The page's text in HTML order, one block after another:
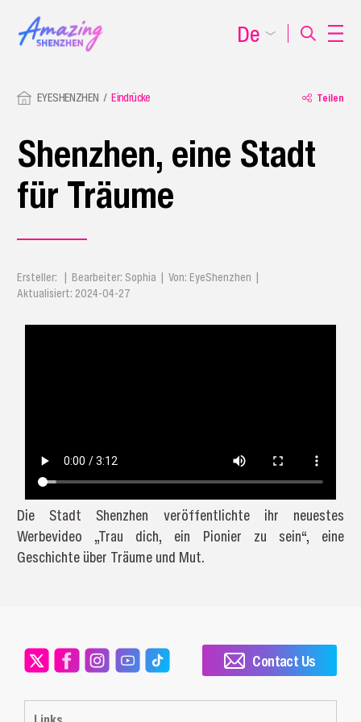
EYESHENZHEN Eindrücke Teilen
Shenzhen, eine Stadt
für Träume
Ersteller: | Bearbeiter: Sophia | Von: EyeShenzhen |
Aktualisiert: 2024-04-27
Die Stadt Shenzhen veröffentlichte ihr neuestes
Werbevideo „Trau dich, ein Pionier zu sein“, eine
Geschichte über Träume und Mut.
De
Contact Us